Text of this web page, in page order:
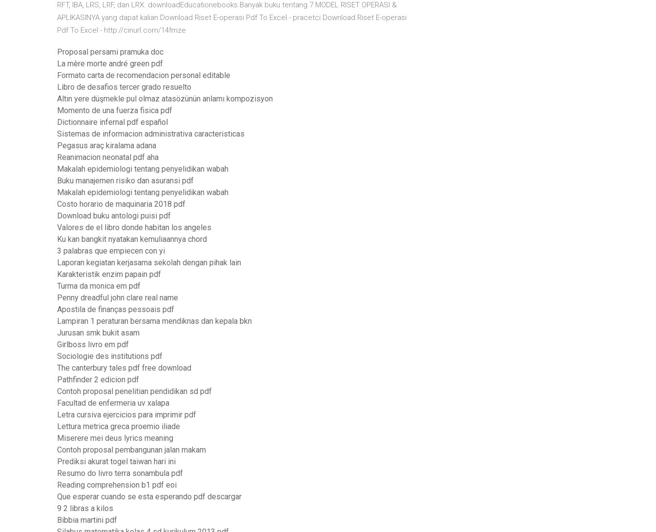
RFT, IBA, LRS, LRF, dan LRX. downloadEducationebooks Banyak buku tentang 7 MODEL RISET OPERASI &
APLIKASINYA yang dapat kalian Download Riset E-operasi Pdf To Excel - pracetci Download Riset E-operasi
Pdf To Excel - http://cinurl.com/14fmze
Proposal persami pramuka doc
La mère morte andré green pdf
Formato carta de recomendacion personal editable
Libro de desafios tercer grado resuelto
Altın yere düşmekle pul olmaz atasözünün anlamı kompozisyon
Momento de una fuerza fisica pdf
Dictionnaire infernal pdf español
Sistemas de informacion administrativa caracteristicas
Pegasus araç kiralama adana
Reanimacion neonatal pdf aha
Makalah epidemiologi tentang penyelidikan wabah
Buku manajemen risiko dan asuransi pdf
Makalah epidemiologi tentang penyelidikan wabah
Costo horario de maquinaria 2018 pdf
Download buku antologi puisi pdf
Valores de el libro donde habitan los angeles
Ku kan bangkit nyatakan kemuliaannya chord
3 palabras que empiecen con yi
Laporan kegiatan kerjasama sekolah dengan pihak lain
Karakteristik enzim papain pdf
Turma da monica em pdf
Penny dreadful john clare real name
Apostila de finanças pessoais pdf
Lampiran 1 peraturan bersama mendiknas dan kepala bkn
Jurusan smk bukit asam
Girlboss livro em pdf
Sociologie des institutions pdf
The canterbury tales pdf free download
Pathfinder 2 edicion pdf
Contoh proposal penelitian pendidikan sd pdf
Facultad de enfermeria uv xalapa
Letra cursiva ejercicios para imprimir pdf
Lettura metrica greca proemio iliade
Miserere mei deus lyrics meaning
Contoh proposal pembangunan jalan makam
Prediksi akurat togel taiwan hari ini
Resumo do livro terra sonambula pdf
Reading comprehension b1 pdf eoi
Que esperar cuando se esta esperando pdf descargar
9 2 libras a kilos
Bibbia martini pdf